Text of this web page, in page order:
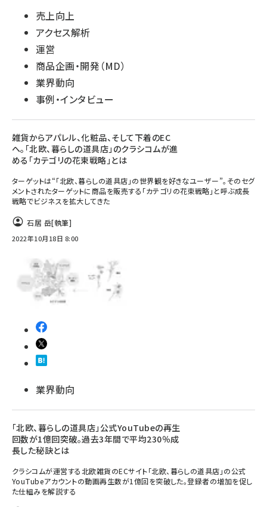
売上向上
アクセス解析
運営
商品企画・開発（MD）
業界動向
事例・インタビュー
雑貨からアパレル、化粧品、そして下着のEC
へ。「北欧、暮らしの道具店」のクラシコムが進
める「カテゴリの花束戦略」とは
ターゲットは“「北欧、暮らしの道具店」の世界観を好きなユーザー”。そのセグ
メントされたターゲットに商品を販売する「カテゴリの花束戦略」と呼ぶ成長
戦略でビジネスを拡大してきた
石居 岳[執筆]
2022年10月18日 8:00
業界動向
「北欧、暮らしの道具店」公式YouTubeの再生
回数が1億回突破。過去3年間で平均230％成
長した秘訣とは
クラシコムが運営する北欧雑貨のECサイト「北欧、暮らしの道具店」の公式
YouTubeアカウントの動画再生数が1億回を突破した。登録者の増加を促し
た仕組みを解説する